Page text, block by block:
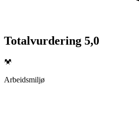
Totalvurdering 5,0
Arbeidsmiljø